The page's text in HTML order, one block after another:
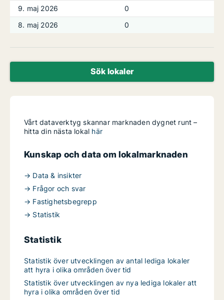
9. maj 2026
0
8. maj 2026
0
Sök lokaler
Vårt dataverktyg skannar marknaden dygnet runt –
hitta din nästa lokal här
Kunskap och data om lokalmarknaden
→ Data & insikter
→ Frågor och svar
→ Fastighetsbegrepp
→ Statistik
Statistik
Statistik över utvecklingen av antal lediga lokaler
att hyra i olika områden över tid
Statistik över utvecklingen av nya lediga lokaler att
hyra i olika områden över tid